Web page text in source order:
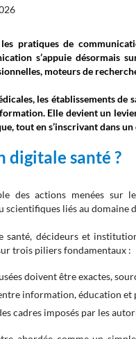
pratiques de
s’appuie désormais
moteurs de
les établissements de
Elle devient un
tout en s’inscrivant dans
digitale santé ?
des actions menées sur
liés au domaine
santé, décideurs et
trois piliers fondamentaux :
doivent être exactes,
information, éducation et
cadres imposés par les